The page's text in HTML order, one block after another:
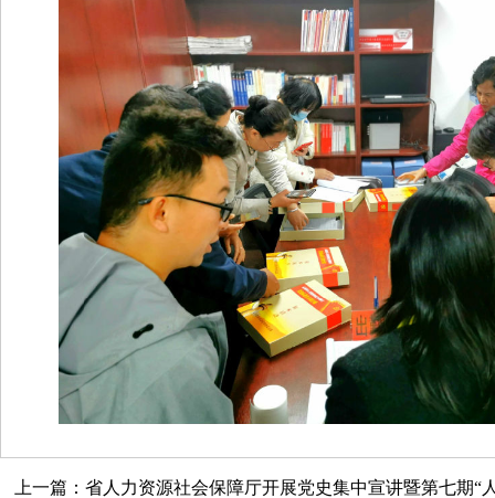
上一篇：省人力资源社会保障厅开展党史集中宣讲暨第七期“